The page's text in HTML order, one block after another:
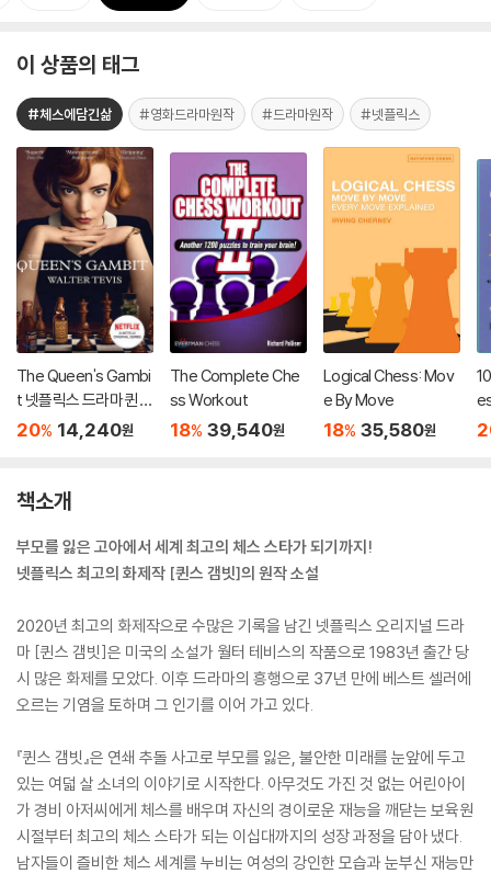
이 상품의 태그
#체스에담긴삶 #영화드라마원작 #드라마원작 #넷플릭스
The Queen's Gambi
t 넷플릭스 드라마 퀸스
갬빗 원작소설
20% 14,240원
The Complete Che
ss Workout
18% 39,540원
Logical Chess: Mov
e By Move
18% 35,580원
e
책소개
부모를 잃은 고아에서 세계 최고의 체스 스타가 되기까지!
넷플릭스 최고의 화제작 [퀸스 갬빗]의 원작 소설
2020년 최고의 화제작으로 수많은 기록을 남긴 넷플릭스 오리지널 드라
마 [퀸스 갬빗]은 미국의 소설가 월터 테비스의 작품으로 1983년 출간 당
시 많은 화제를 모았다. 이후 드라마의 흥행으로 37년 만에 베스트 셀러에
오르는 기염을 토하며 그 인기를 이어 가고 있다.
『퀸스 갬빗』은 연쇄 추돌 사고로 부모를 잃은, 불안한 미래를 눈앞에 두고
있는 여덟 살 소녀의 이야기로 시작한다. 아무것도 가진 것 없는 어린아이
가 경비 아저씨에게 체스를 배우며 자신의 경이로운 재능을 깨닫는 보육원
시절부터 최고의 체스 스타가 되는 이십대까지의 성장 과정을 담아 냈다.
남자들이 즐비한 체스 세계를 누비는 여성의 강인한 모습과 눈부신 재능만